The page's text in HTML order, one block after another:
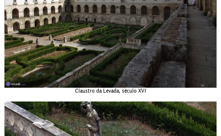
Claustro da Levada, século XVI